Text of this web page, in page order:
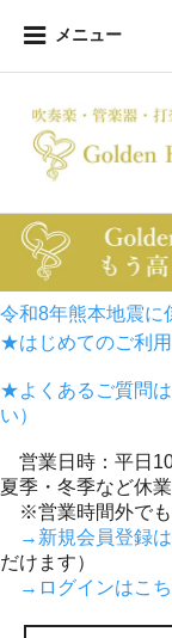
メニュー
令和8年熊本地震に
★はじめてのご利
★よくあるご質問
い）
営業日時：平日
夏季・冬季など休業
※営業時間外でも
→新規会員登録
だけます）
→ログインはこ